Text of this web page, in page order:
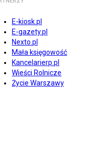
E-kiosk.pl
E-gazety.pl
Nexto.pl
Mała księgowość
Kancelarierp.pl
Wieści Rolnicze
Życie Warszawy